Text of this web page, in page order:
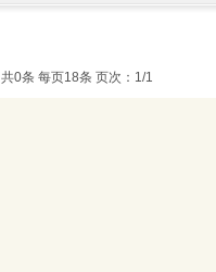
共0条 每页18条 页次：1/1